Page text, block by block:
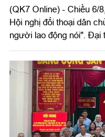
(QK7 Online) - Chiều 6/
Hội nghị đối thoại dân
người lao động nói". Đại
Thượng tá Nguyễn
Tây Nam chủ trì hội
Hương, Trưởng phòng
Quân khu 7; Đại tá
Công ty Tây Nam cùng
động Công ty Cảng